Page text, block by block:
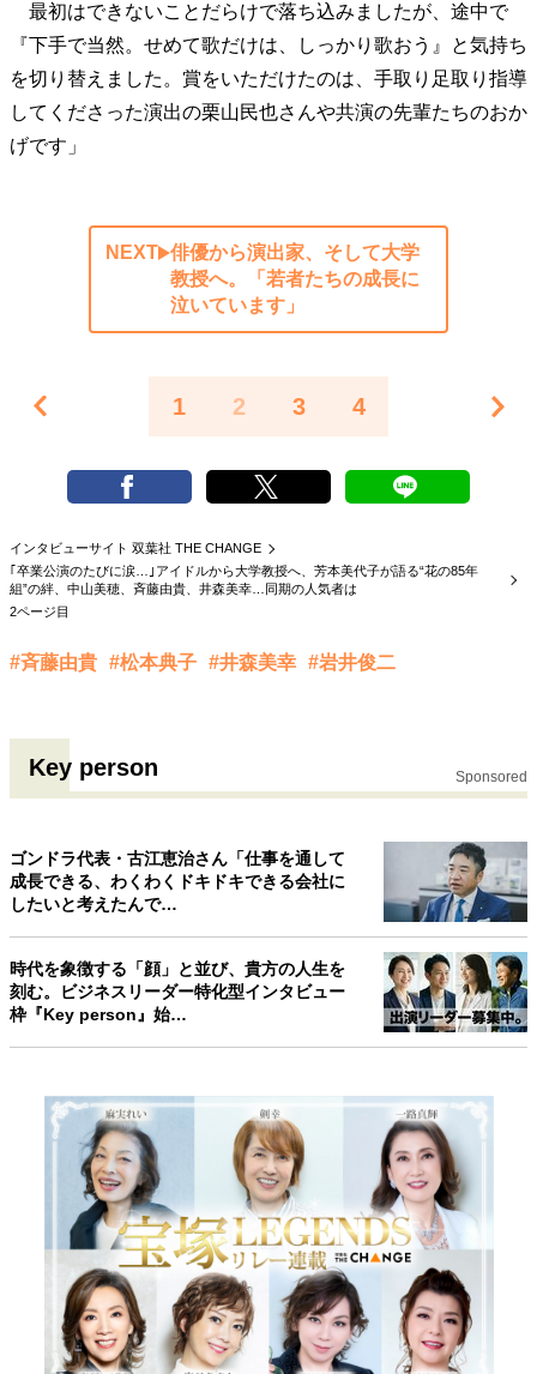
最初はできないことだらけで落ち込みましたが、途中で
『下手で当然。せめて歌だけは、しっかり歌おう』と気持ち
を切り替えました。賞をいただけたのは、手取り足取り指導
してくださった演出の栗山民也さんや共演の先輩たちのおか
げです」
NEXT
俳優から演出家、そして大学
教授へ。「若者たちの成長に
泣いています」
1 2 3 4
インタビューサイト 双葉社 THE CHANGE
｢卒業公演のたびに涙…｣アイドルから大学教授へ、芳本美代子が語る“花の85年
組”の絆、中山美穂、斉藤由貴、井森美幸…同期の人気者は
2ページ目
#斉藤由貴 #松本典子 #井森美幸 #岩井俊二
Key person Sponsored
ゴンドラ代表・古江恵治さん「仕事を通して
成長できる、わくわくドキドキできる会社に
したいと考えたんで…
時代を象徴する「顔」と並び、貴方の人生を
刻む。ビジネスリーダー特化型インタビュー
枠『Key person』始…